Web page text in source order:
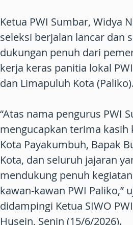
Ketua PWI Sumbar, Widya
seleksi berjalan lancar dan
dukungan penuh dari
kerja keras panitia lokal
dan Limapuluh Kota (Paliko).
“Atas nama pengurus PWI
mengucapkan terima kasih
Kota Payakumbuh, Bapak
Kota, dan seluruh jajaran
mendukung penuh
kawan-kawan PWI Paliko,”
didampingi Ketua SIWO
Husein, Senin (15/6/2026).